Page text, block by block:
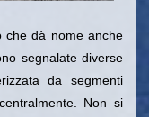
che dà nome anche
segnalate diverse
da segmenti
Non si